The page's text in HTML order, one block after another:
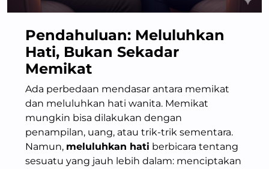
Pendahuluan: Meluluhkan
Hati, Bukan Sekadar
Memikat
Ada perbedaan mendasar antara memikat
dan meluluhkan hati wanita. Memikat
mungkin bisa dilakukan dengan
penampilan, uang, atau trik-trik sementara.
Namun, meluluhkan hati berbicara tentang
sesuatu yang jauh lebih dalam: menciptakan